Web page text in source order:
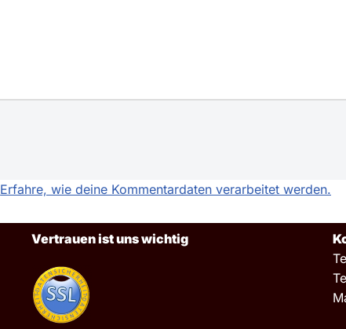
Erfahre, wie deine Kommentardaten verarbeitet werden.
Vertrauen ist uns wichtig